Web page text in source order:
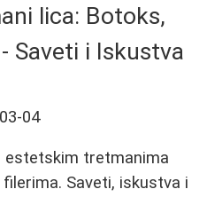
lica: Botoks,
Saveti i Iskustva
04
estetskim tretmanima
Saveti, iskustva i